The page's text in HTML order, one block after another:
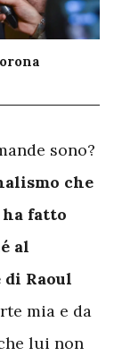
sono?
che
fatto
al
Raoul
mia e da
lui non